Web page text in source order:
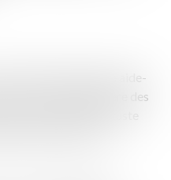
emploie une aide-
celle-ci dépoussière des
une balustrade vétuste
qui se blesse